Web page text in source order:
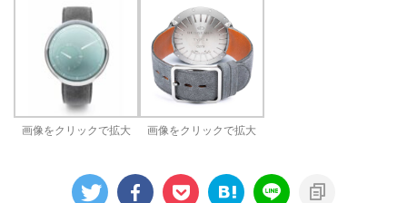
画像をクリックで拡大 画像をクリックで拡大